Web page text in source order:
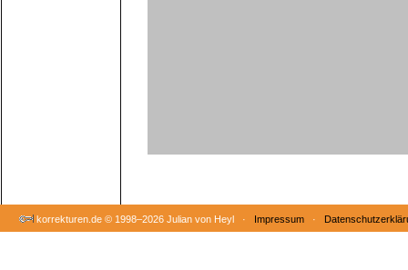
korrekturen.de © 1998–2026 Julian von Heyl · Impressum ·